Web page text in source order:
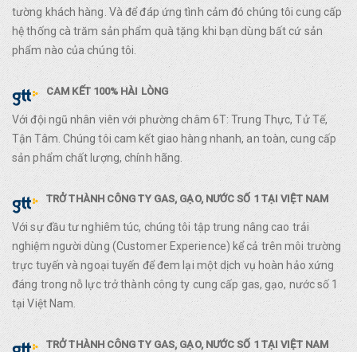
tường khách hàng. Và để đáp ứng tình cảm đó chúng tôi cung cấp
hệ thống cà trăm sản phẩm quà tặng khi bạn dùng bất cứ sản
phẩm nào của chúng tôi.
CAM KẾT 100% HÀI LÒNG
Với đội ngũ nhân viên với phường châm 6T: Trung Thực, Tử Tế,
Tận Tâm. Chúng tôi cam kết giao hàng nhanh, an toàn, cung cấp
sản phẩm chất lượng, chính hãng.
TRỞ THÀNH CÔNG TY GAS, GẠO, NƯỚC SỐ 1 TẠI VIỆT NAM
Với sự đầu tư nghiêm túc, chúng tôi tập trung nâng cao trải
nghiệm người dùng (Customer Experience) kể cả trên môi trường
trực tuyến và ngoại tuyến để đem lại một dịch vụ hoàn hảo xứng
đáng trong nỗ lực trở thành công ty cung cấp gas, gạo, nước số 1
tại Việt Nam.
TRỞ THÀNH CÔNG TY GAS, GẠO, NƯỚC SỐ 1 TẠI VIỆT NAM